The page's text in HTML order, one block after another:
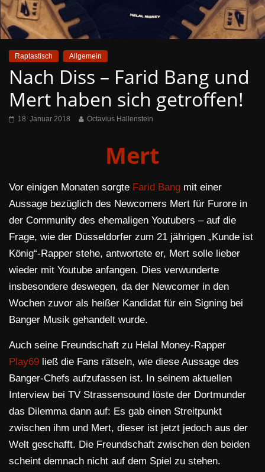
Raptastisch Allgemein
Nach Diss – Farid Bang und
Mert haben sich getroffen!
18. Januar 2018 Octavius Hallenstein
Mert
Vor einigen Monaten sorgte Farid Bang mit einer
Aussage bezüglich des Newcomers Mert für Furore in
der Community des ehemaligen Youtubers – auf die
Frage, wie der Düsseldorfer zum 21 jährigen „Kunde ist
König“-Rapper stehe, antwortete er, Mert solle lieber
wieder mit Youtube anfangen. Dies verwunderte
insbesondere deswegen, da der Newcomer in den
Wochen zuvor als heißer Kandidat für ein Signing bei
Banger Musik gehandelt wurde.
Auch seine Freundschaft zu Helal Money-Rapper
Play69 ließ die Fans rätseln, wie diese Aussage des
Banger-Chefs aufzufassen ist. In seinem aktuellen
Interview bei TV Strassensound löste der Dortmunder
das Dilemma dann auf: Es gab einen Streitpunkt
zwischen ihm und Mert, dieser ist jetzt jedoch aus der
Welt geschafft. Die Freundschaft zwischen den beiden
scheint demnach nicht auf dem Spiel zu stehen.